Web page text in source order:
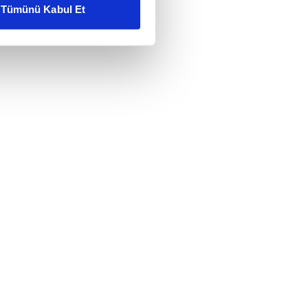
gösterilmeyecektir."
kullanılmaktadır. Bu
detaylı bilgi için Ayarlar
Tümünü Kabul Et